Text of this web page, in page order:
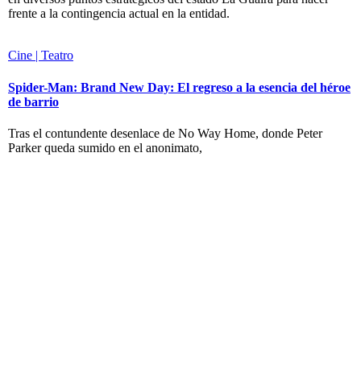
frente a la contingencia actual en la entidad.
Cine | Teatro
Spider-Man: Brand New Day: El regreso a la esencia del héroe
de barrio
Tras el contundente desenlace de No Way Home, donde Peter
Parker queda sumido en el anonimato,